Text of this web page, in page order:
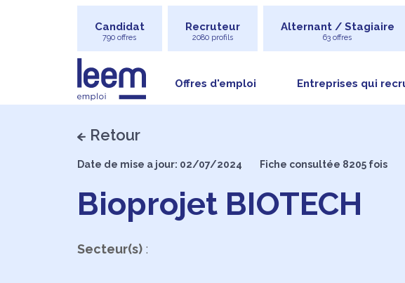
Candidat
790 offres
Recruteur
2080 profils
Alternant / Stagiaire
63 offres
Offres d'emploi Entreprises qui
Retour
Date de mise a jour: 02/07/2024 Fiche consultée 8205 fois
Bioprojet BIOTECH
Secteur(s):